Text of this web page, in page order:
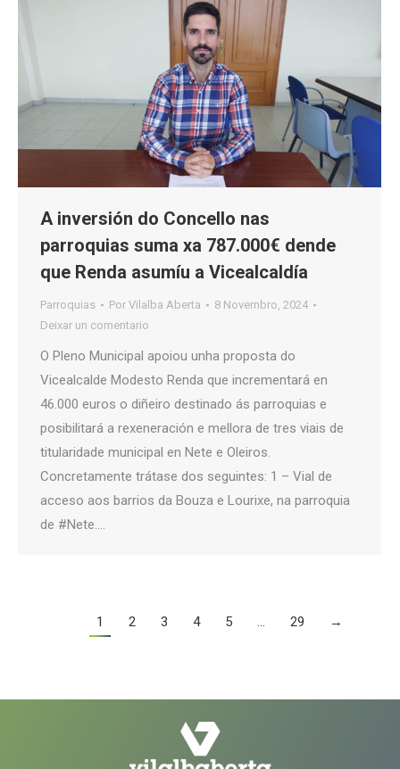
A inversión do Concello nas
parroquias suma xa 787.000€ dende
que Renda asumíu a Vicealcaldía
Parroquias Por Vilalba Aberta
8 Novembro, 2024
Deixar un comentario
O Pleno Municipal apoiou unha proposta do
Vicealcalde Modesto Renda que incrementará en
46.000 euros o diñeiro destinado ás parroquias e
posibilitará a rexeneración e mellora de tres viais de
titularidade municipal en Nete e Oleiros.
Concretamente trátase dos seguintes: 1 – Vial de
acceso aos barrios da Bouza e Lourixe, na parroquia
de #Nete.…
1 2 3 4 5 … 29 →